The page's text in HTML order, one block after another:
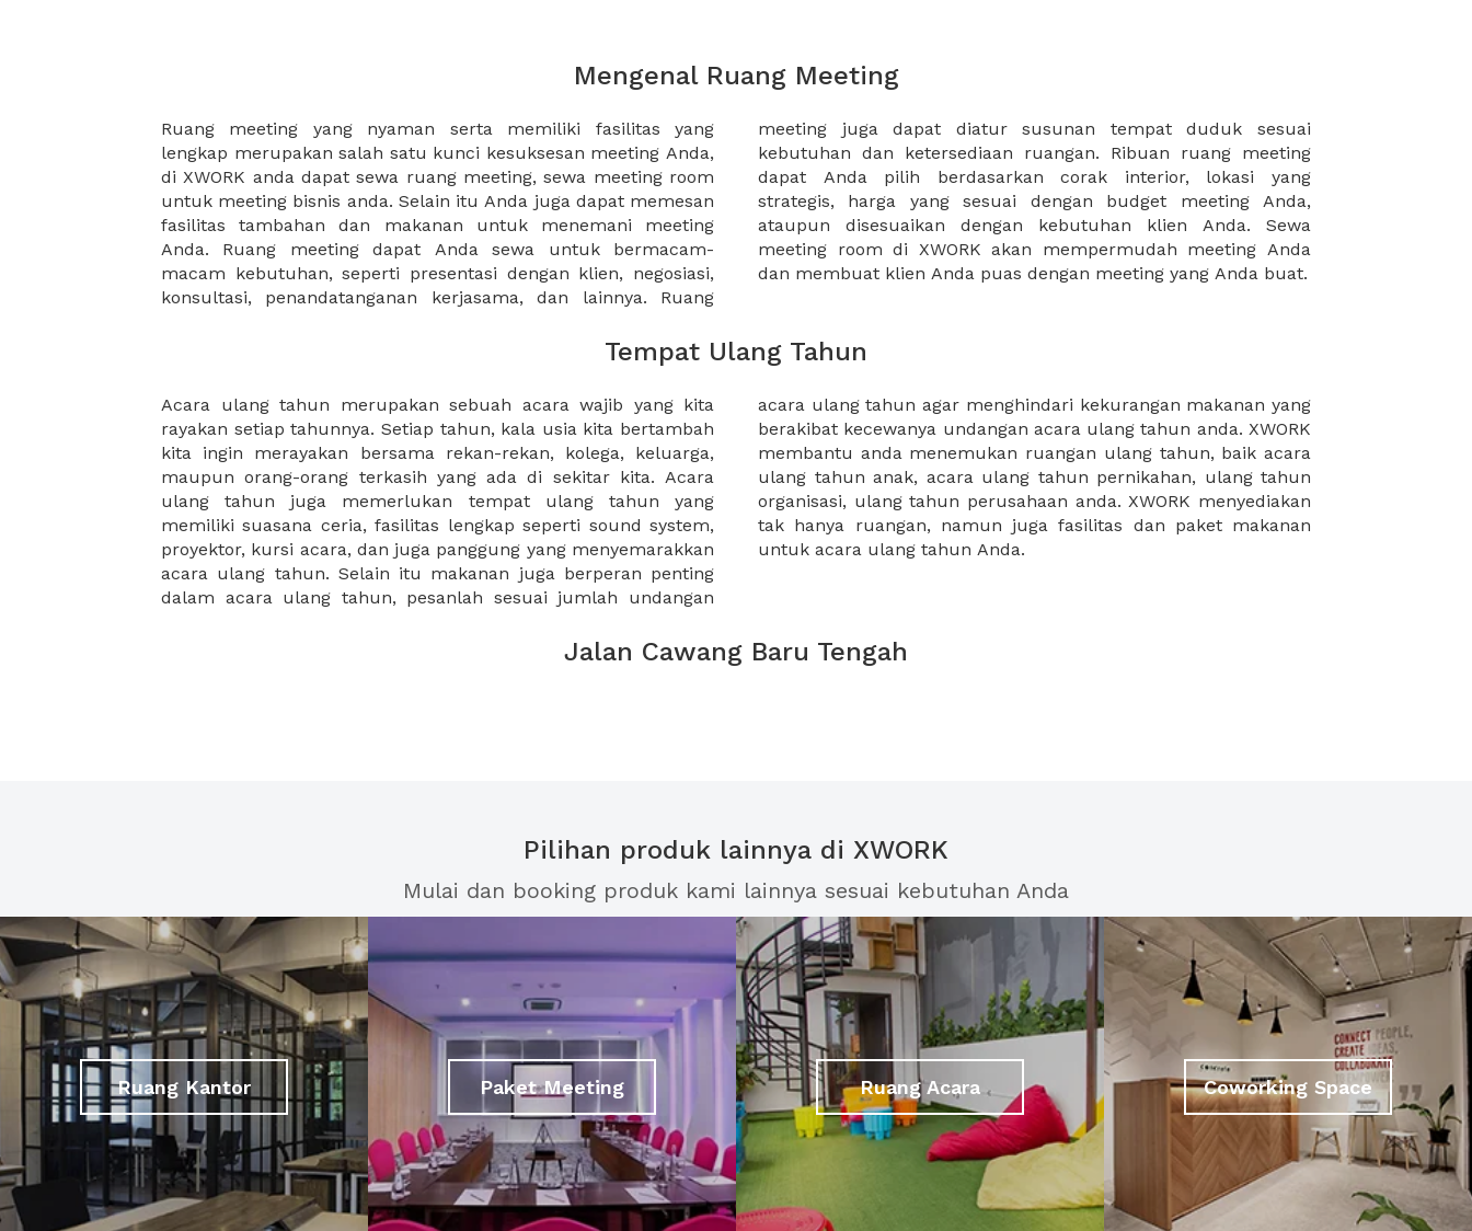
Mengenal Ruang Meeting
Ruang meeting yang nyaman serta memiliki fasilitas yang
lengkap merupakan salah satu kunci kesuksesan meeting Anda,
di XWORK anda dapat sewa ruang meeting, sewa meeting room
untuk meeting bisnis anda. Selain itu Anda juga dapat memesan
fasilitas tambahan dan makanan untuk menemani meeting
Anda. Ruang meeting dapat Anda sewa untuk bermacam-
macam kebutuhan, seperti presentasi dengan klien, negosiasi,
konsultasi, penandatanganan kerjasama, dan lainnya. Ruang
meeting juga dapat diatur susunan tempat duduk sesuai
kebutuhan dan ketersediaan ruangan. Ribuan ruang meeting
dapat Anda pilih berdasarkan corak interior, lokasi yang
strategis, harga yang sesuai dengan budget meeting Anda,
ataupun disesuaikan dengan kebutuhan klien Anda. Sewa
meeting room di XWORK akan mempermudah meeting Anda
dan membuat klien Anda puas dengan meeting yang Anda buat.
Tempat Ulang Tahun
Acara ulang tahun merupakan sebuah acara wajib yang kita
rayakan setiap tahunnya. Setiap tahun, kala usia kita bertambah
kita ingin merayakan bersama rekan-rekan, kolega, keluarga,
maupun orang-orang terkasih yang ada di sekitar kita. Acara
ulang tahun juga memerlukan tempat ulang tahun yang
memiliki suasana ceria, fasilitas lengkap seperti sound system,
proyektor, kursi acara, dan juga panggung yang menyemarakkan
acara ulang tahun. Selain itu makanan juga berperan penting
dalam acara ulang tahun, pesanlah sesuai jumlah undangan
acara ulang tahun agar menghindari kekurangan makanan yang
berakibat kecewanya undangan acara ulang tahun anda. XWORK
membantu anda menemukan ruangan ulang tahun, baik acara
ulang tahun anak, acara ulang tahun pernikahan, ulang tahun
organisasi, ulang tahun perusahaan anda. XWORK menyediakan
tak hanya ruangan, namun juga fasilitas dan paket makanan
untuk acara ulang tahun Anda.
Jalan Cawang Baru Tengah
Pilihan produk lainnya di XWORK
Mulai dan booking produk kami lainnya sesuai kebutuhan Anda
Ruang Kantor Paket Meeting Ruang Acara Coworking Space